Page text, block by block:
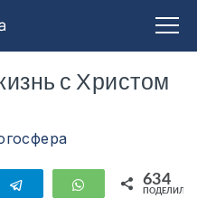
с Христом
Telegram WhatsApp
634